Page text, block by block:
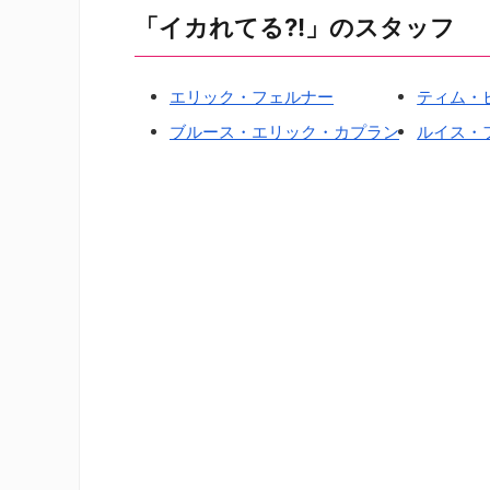
「イカれてる?!」のスタッフ
エリック・フェルナー ティム・
ブルース・エリック・カプラン
ルイス・